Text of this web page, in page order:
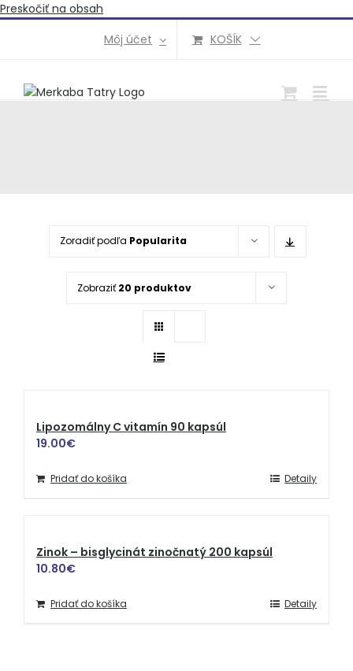
Preskočiť na obsah
Môj účet
KOŠÍK
Zoradiť podľa Popularita
Zobraziť20 produktov
Lipozomálny C vitamín 90 kapsúl
19.00€
Pridať do košíka Detaily
Zinok – bisglycinát zinočnatý 200 kapsúl
10.80€
Pridať do košíka Detaily